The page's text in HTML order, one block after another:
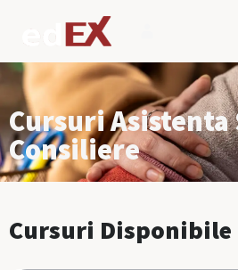
Cursuri Asistenta
Consiliere
Cursuri Disponibile